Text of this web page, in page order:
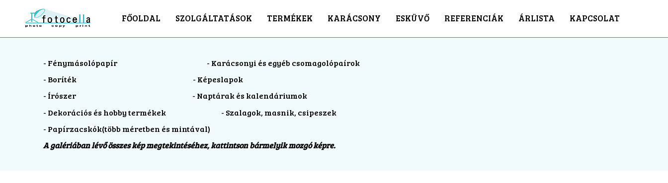
FŐOLDAL SZOLGÁLTATÁSOK TERMÉKEK KARÁCSONY ESKÜVŐ REFERENCIÁK ÁRLISTA KAPCSOLAT
- Fénymásolópapír - Karácsonyi és egyéb csomagolópaírok
- Boríték - Képeslapok
- Írószer - Naptárak és kalendáriumok
- Dekorációs és hobby termékek - Szalagok, masnik, csipeszek
- Papírzacskók(több méretben és mintával)
A galériában lévő összes kép megtekintéséhez, kattintson bármelyik mozgó képre.